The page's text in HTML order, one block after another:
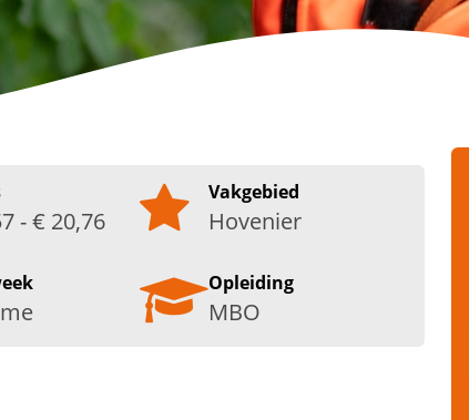
- € 20,76
Vakgebied
Hovenier
Opleiding
MBO